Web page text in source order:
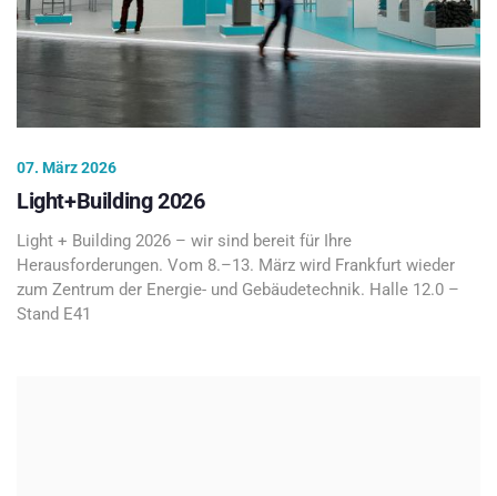
07. März 2026
Light+Building 2026
Light + Building 2026 – wir sind bereit für Ihre
Herausforderungen. Vom 8.–13. März wird Frankfurt wieder
zum Zentrum der Energie- und Gebäudetechnik. Halle 12.0 –
Stand E41